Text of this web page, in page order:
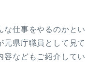
な仕事をやるのかとい
元県庁職員として見て
容などもご紹介してい